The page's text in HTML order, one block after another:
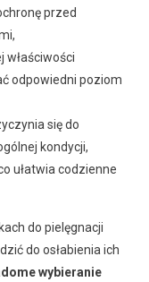
przed
właściwości
odpowiedni poziom
się do
kondycji,
ułatwia codzienne
do pielęgnacji
do osłabienia ich
wybieranie